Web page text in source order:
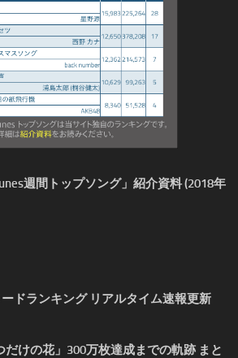
週間トップソング」紹介資料 (2018年
ドランキング リアルタイム速報更新
だけの花」300万枚達成までの軌跡 まと